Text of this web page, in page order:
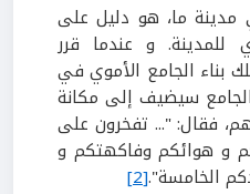
مدينة ما، هو دليل على
للمدينة. و عندما قرر
بناء الجامع الأموي في
سيضيف إلى مكانة
فقال: "... تفخرون على
و هوائكم وفاكهتكم و
الخامسة".[2]